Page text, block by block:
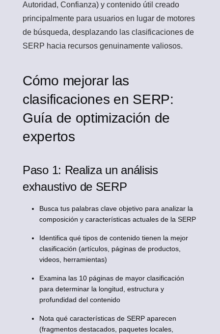
Autoridad, Confianza) y contenido útil creado
principalmente para usuarios en lugar de motores
de búsqueda, desplazando las clasificaciones de
SERP hacia recursos genuinamente valiosos.
Cómo mejorar las
clasificaciones en SERP:
Guía de optimización de
expertos
Paso 1: Realiza un análisis
exhaustivo de SERP
Busca tus palabras clave objetivo para analizar la
composición y características actuales de la SERP
Identifica qué tipos de contenido tienen la mejor
clasificación (artículos, páginas de productos,
videos, herramientas)
Examina las 10 páginas de mayor clasificación
para determinar la longitud, estructura y
profundidad del contenido
Nota qué características de SERP aparecen
(fragmentos destacados, paquetes locales,